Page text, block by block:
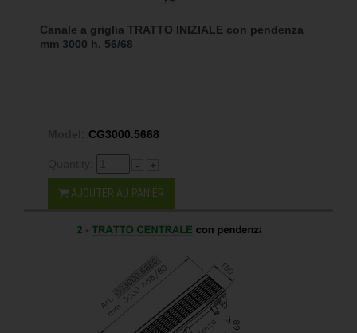
Canale a griglia TRATTO INIZIALE con pendenza
mm 3000 h. 56/68
CG3000.5668
- +
AJOUTER AU PANIER